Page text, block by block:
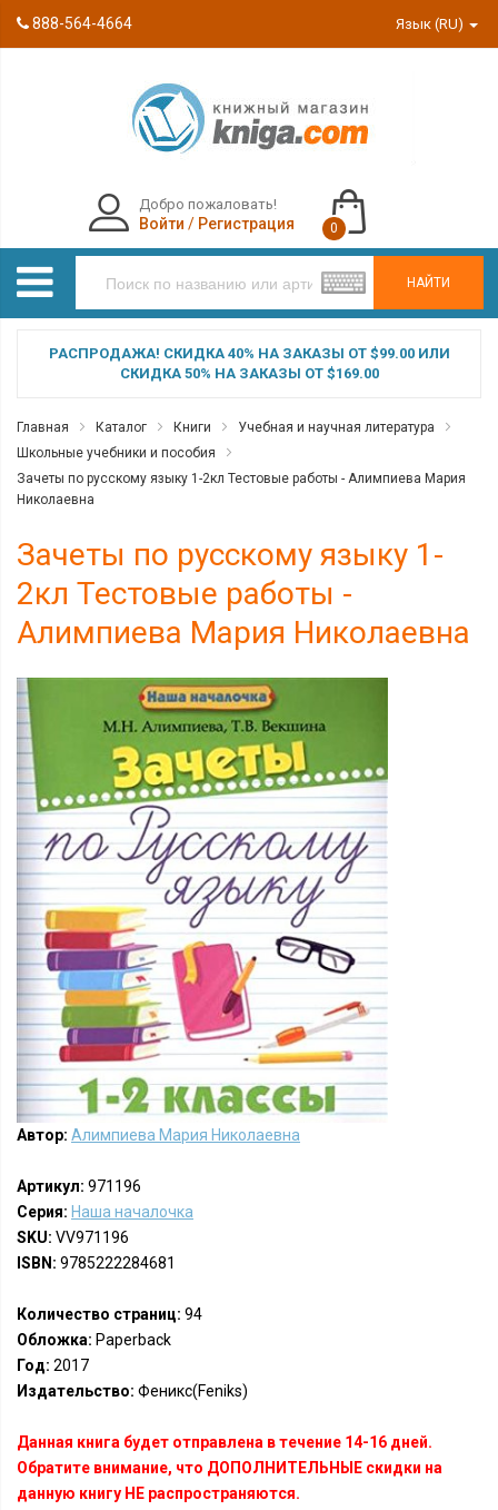
888-564-4664 Язык (RU)
НАЙТИ
Добро пожаловать!
Войти / Регистрация 0
РАСПРОДАЖА! СКИДКА 40% НА ЗАКАЗЫ ОТ $99.00 ИЛИ
СКИДКА 50% НА ЗАКАЗЫ ОТ $169.00
Главная Каталог Книги
Учебная и научная литература
Школьные учебники и пособия
Зачеты по русскому языку 1-2кл Тестовые работы - Алимпиева Мария
Николаевна
Зачеты по русскому языку 1-
2кл Тестовые работы -
Алимпиева Мария Николаевна
Автор: Алимпиева Мария Николаевна
Артикул: 971196
Серия: Наша началочка
SKU: VV971196
ISBN: 9785222284681
Количество страниц: 94
Обложка: Paperback
Год: 2017
Издательство: Феникс(Feniks)
Данная книга будет отправлена в течение 14-16 дней.
Обратите внимание, что ДОПОЛНИТЕЛЬНЫЕ скидки на
данную книгу НЕ распространяются.